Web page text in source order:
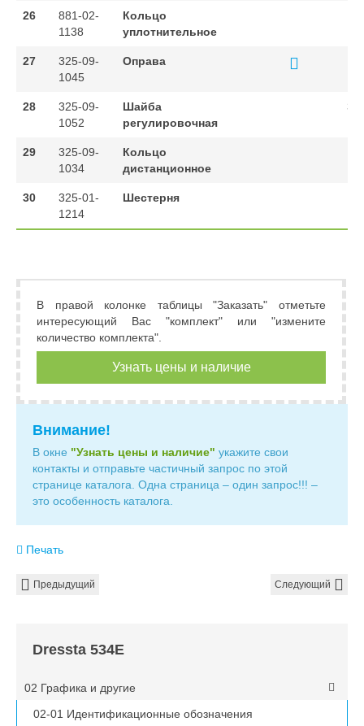
26
881-02-
1138
Кольцо
уплотнительное
27
325-09-
1045
Оправа
28
325-09-
1052
Шайба
регулировочная
3
29
325-09-
1034
Кольцо
дистанционное
30
325-01-
1214
Шестерня
В правой колонке таблицы "Заказать" отметьте
интересующий Вас "комплект" или "измените
количество комплекта".
Узнать цены и наличие
Внимание!
В окне "Узнать цены и наличие" укажите свои
контакты и отправьте частичный запрос по этой
странице каталога. Одна страница – один запрос!!! –
это особенность каталога.
Печать
Предыдущий Следующий
Dressta 534E
02 Графика и другие
02-01 Идентификационные обозначения